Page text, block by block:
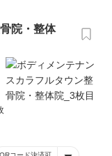
院・整体